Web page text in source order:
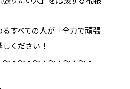
すべての人が「全力で頑張
ください！
・～・～・～・～・～・